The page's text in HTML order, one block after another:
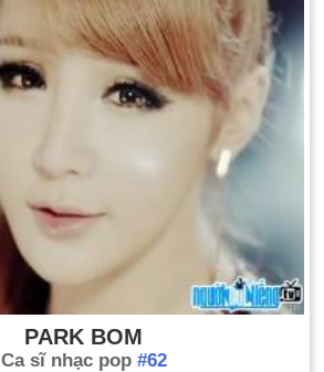
PARK BOM
Ca sĩ nhạc pop #62